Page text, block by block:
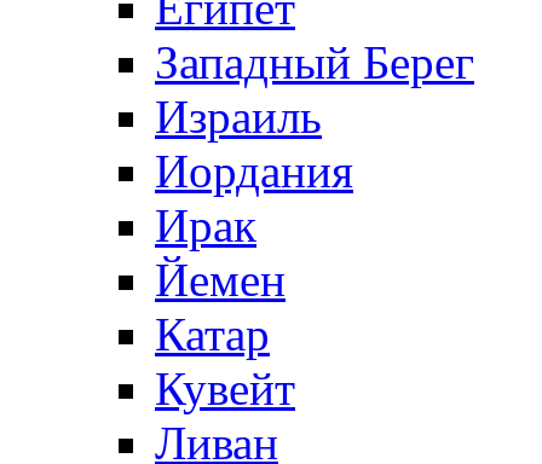
Западный Берег
Израиль
Иордания
Ирак
Йемен
Катар
Кувейт
Ливан